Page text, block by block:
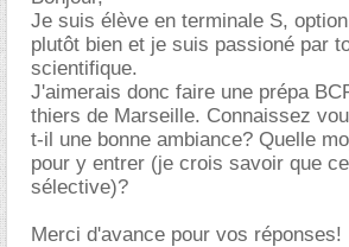
Je suis élève en terminale S,
plutôt bien et je suis passioné par
scientifique.
J'aimerais donc faire une prépa
thiers de Marseille. Connaissez
t-il une bonne ambiance? Quelle
pour y entrer (je crois savoir que
sélective)?
Merci d'avance pour vos réponses!